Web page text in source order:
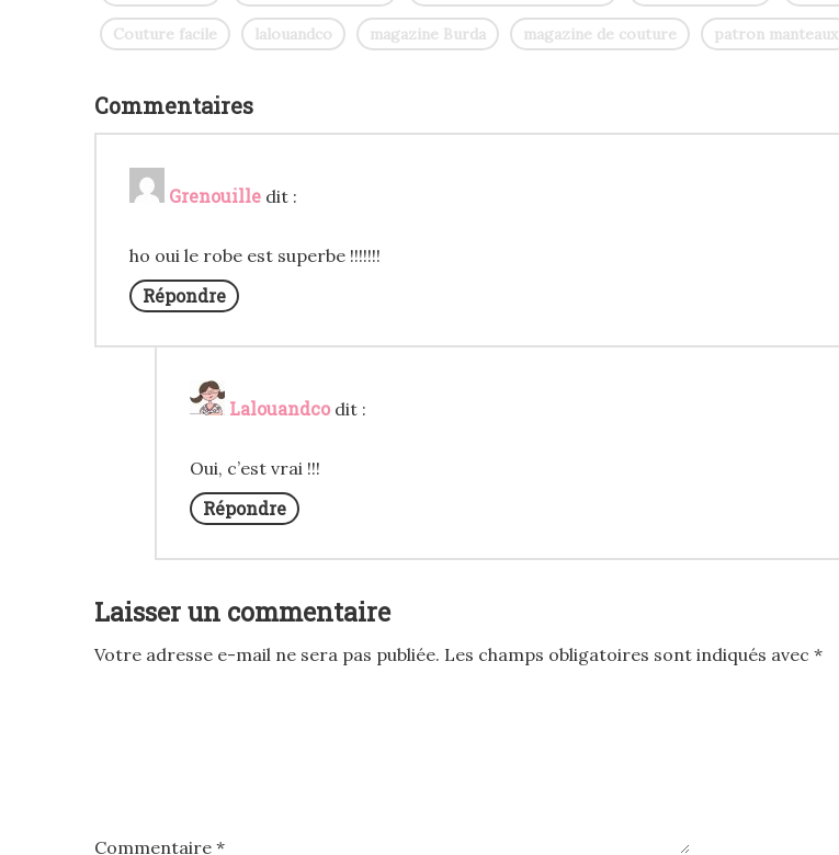
Couture facile lalouandco magazine Burda magazine de couture patron manteaux
Commentaires
Grenouille dit :
ho oui le robe est superbe !!!!!!!
Répondre
Lalouandco dit :
Oui, c’est vrai !!!
Répondre
Laisser un commentaire
Votre adresse e-mail ne sera pas publiée. Les champs obligatoires sont indiqués avec *
Commentaire *